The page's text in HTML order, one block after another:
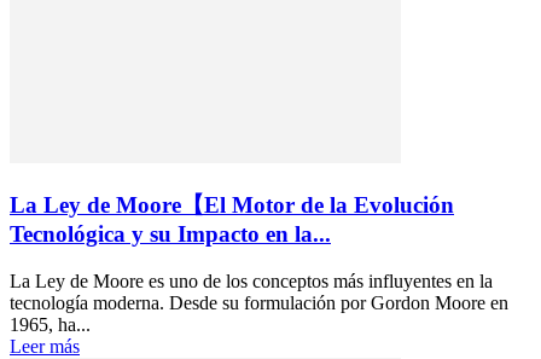
La Ley de Moore【El Motor de la Evolución
Tecnológica y su Impacto en la...
La Ley de Moore es uno de los conceptos más influyentes en la
tecnología moderna. Desde su formulación por Gordon Moore en
1965, ha...
Leer más